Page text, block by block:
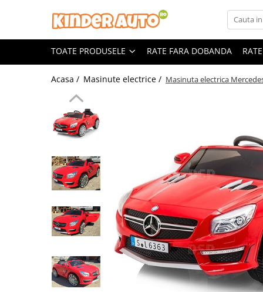
Toate Produsele
Produse in stoc
Masinute electrice
Motociclete electrice
ATV & UTV Electrice
Vehicule electrice adulti
Vehicule speciale copii
Motociclete Drift-Trike
Masinute electrice Mercedes
Masinute electrice tip SUV
Jucarii RC cu telecomanda
TOATE PRODUSELE RATE FARA DOBANDA
Acasa / Masinute electrice / Masinuta electrica